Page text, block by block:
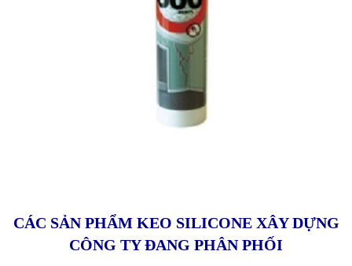
CÁC SẢN PHẨM KEO SILICONE XÂY DỰNG
CÔNG TY ĐANG PHÂN PHỐI